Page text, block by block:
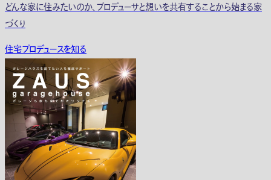
どんな家に住みたいのか、プロデューサと想いを共有することから始まる家
づくり
住宅プロデュースを知る